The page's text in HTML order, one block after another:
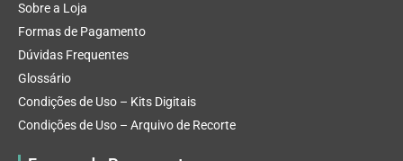
Sobre a Loja
Formas de Pagamento
Dúvidas Frequentes
Glossário
Condições de Uso – Kits Digitais
Condições de Uso – Arquivo de Recorte